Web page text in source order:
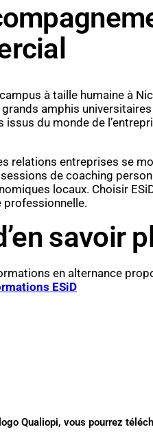
à taille humaine à
grands amphis
issus du monde de
relations entreprises se
de coaching
locaux. Choisir
professionnelle.
savoir
en alternance
ESiD
Qualiopi, vous pourrez